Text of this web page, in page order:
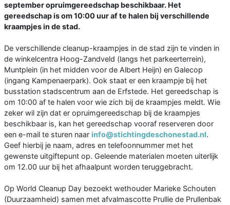
september opruimgereedschap beschikbaar. Het
gereedschap is om 10:00 uur af te halen bij verschillende
kraampjes in de stad.
De verschillende cleanup-kraampjes in de stad zijn te vinden in
de winkelcentra Hoog-Zandveld (langs het parkeerterrein),
Muntplein (in het midden voor de Albert Heijn) en Galecop
(ingang Kampenaerpark). Ook staat er een kraampje bij het
busstation stadscentrum aan de Erfstede. Het gereedschap is
om 10:00 af te halen voor wie zich bij de kraampjes meldt. Wie
zeker wil zijn dat er opruimgereedschap bij de kraampjes
beschikbaar is, kan het gereedschap vooraf reserveren door
een e-mail te sturen naar info@stichtingdeschonestad.nl.
Geef hierbij je naam, adres en telefoonnummer met het
gewenste uitgiftepunt op. Geleende materialen moeten uiterlijk
om 12.00 uur bij het afhaalpunt worden teruggebracht.
Op World Cleanup Day bezoekt wethouder Marieke Schouten
(Duurzaamheid) samen met afvalmascotte Prullie de Prullenbak